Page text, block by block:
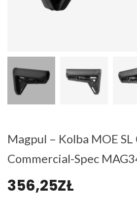
Magpul – Kolba MOE
Commercial-Spec
356,25ZŁ